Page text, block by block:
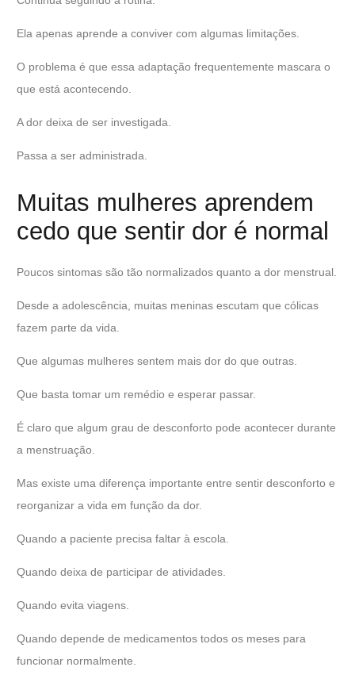
Ela apenas aprende a conviver com algumas limitações.
O problema é que essa adaptação frequentemente mascara o
que está acontecendo.
A dor deixa de ser investigada.
Passa a ser administrada.
Muitas mulheres aprendem
cedo que sentir dor é normal
Poucos sintomas são tão normalizados quanto a dor menstrual.
Desde a adolescência, muitas meninas escutam que cólicas
fazem parte da vida.
Que algumas mulheres sentem mais dor do que outras.
Que basta tomar um remédio e esperar passar.
É claro que algum grau de desconforto pode acontecer durante
a menstruação.
Mas existe uma diferença importante entre sentir desconforto e
reorganizar a vida em função da dor.
Quando a paciente precisa faltar à escola.
Quando deixa de participar de atividades.
Quando evita viagens.
Quando depende de medicamentos todos os meses para
funcionar normalmente.